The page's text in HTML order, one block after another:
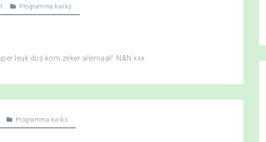
Programma kwiks
leuk dus kom zeker allemaal! N&N xxx
Programma kwiks